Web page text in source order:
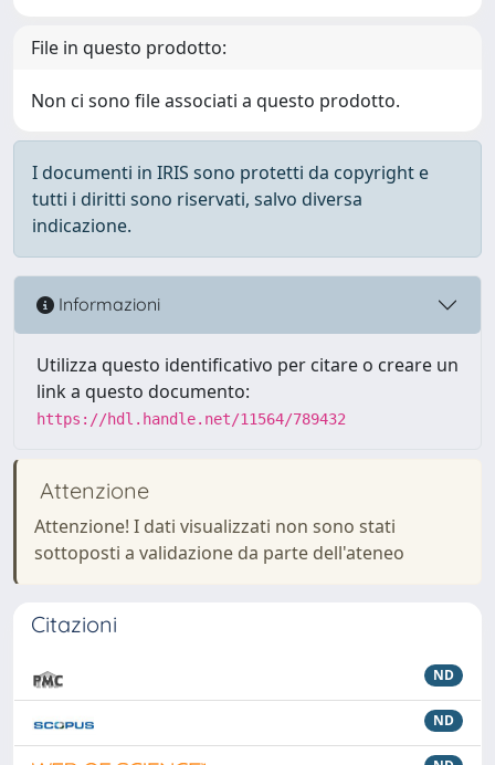
File in questo prodotto:
Non ci sono file associati a questo prodotto.
I documenti in IRIS sono protetti da copyright e
tutti i diritti sono riservati, salvo diversa
indicazione.
Informazioni
Utilizza questo identificativo per citare o creare un
link a questo documento:
https://hdl.handle.net/11564/789432
Attenzione
Attenzione! I dati visualizzati non sono stati
sottoposti a validazione da parte dell'ateneo
Citazioni
ND
ND